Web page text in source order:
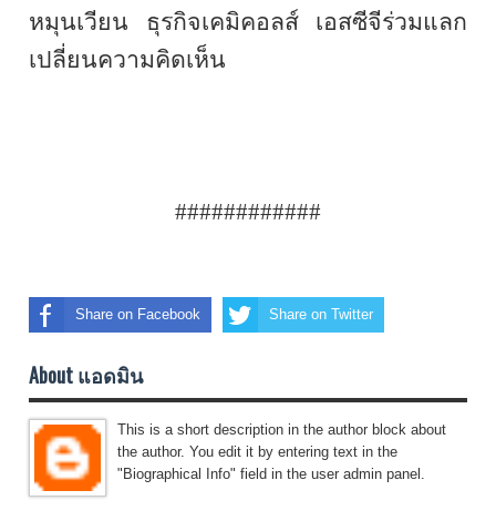
หมุนเวียน ธุรกิจเคมิคอลส์ เอสซีจีร่วมแลก
เปลี่ยนความคิดเห็น
############
Share on Facebook Share on Twitter
About แอดมิน
This is a short description in the author block about
the author. You edit it by entering text in the
"Biographical Info" field in the user admin panel.